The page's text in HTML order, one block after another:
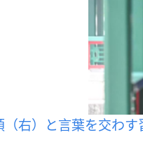
右）と言葉を交わす